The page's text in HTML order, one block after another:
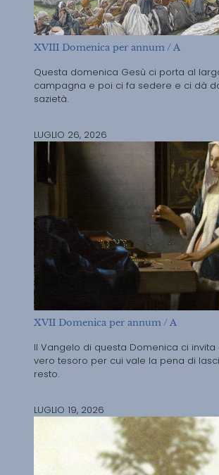
XVIII Domenica per annum / A
Questa domenica Gesù ci porta al
campagna e poi ci fa sedere e ci dà
sazietà.
LUGLIO 26, 2026
XVII Domenica per annum / A
Il Vangelo di questa Domenica ci
vero tesoro per cui vale la pena di
resto.
LUGLIO 19, 2026